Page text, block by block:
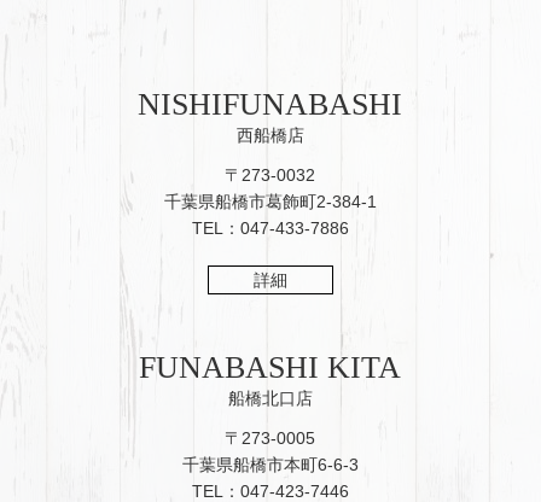
NISHIFUNABASHI
西船橋店
〒273-0032
千葉県船橋市葛飾町2-384-1
TEL：047-433-7886
詳細
FUNABASHI KITA
船橋北口店
〒273-0005
千葉県船橋市本町6-6-3
TEL：047-423-7446